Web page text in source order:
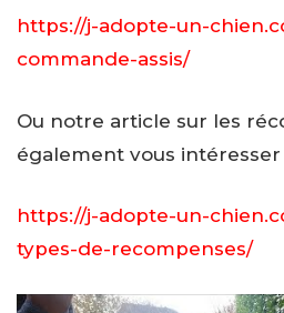
https://j-adopte-un-
commande-assis/
Ou notre article sur les
également vous intéresser
https://j-adopte-un-
types-de-recompenses/